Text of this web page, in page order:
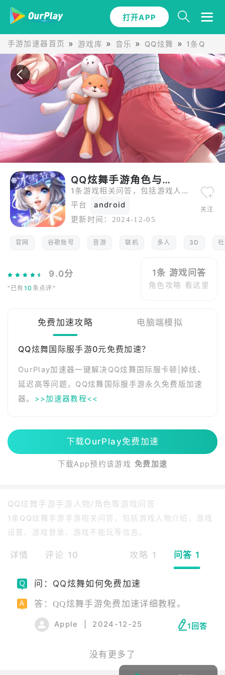
手游加速器首页 游戏库 音乐 QQ炫舞 1条QQ炫
打开APP
QQ炫舞手游角色与攻略问答
1条游戏相关问答，包括游戏人物介绍、关卡攻略等。
平台
android
更新时间： 2024-12-05
关注
官网 谷歌账号 音游 联机 多人 3D
9.0分
"已有10 条点评"
1条 游戏问答
角色攻略 看这里
免费加速攻略 电脑端模拟
QQ炫舞国际服手游0元免费加速？
OurPlay加速器一键解决QQ炫舞国际服卡顿|掉线、
延迟高等问题，QQ炫舞国际服手游永久免费版加速
器。 >>加速器教程<<
下载OurPlay免费加速
下载App预约该游戏 免费加速
QQ炫舞手游手游人物/角色等游戏问答
1条QQ炫舞手游手游相关问答，包括游戏人物介绍、游戏
设置、游戏登录、游戏不能玩等信息。
详情 评论 10 攻略 1 问答 1
问：QQ炫舞如何免费加速
答：QQ炫舞手游免费加速详细教程。
Apple 2024-12-25 1回答
没有更多了